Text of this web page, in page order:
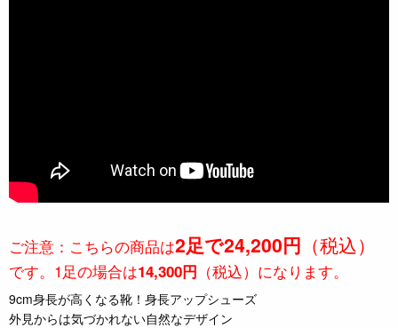
ご注意：こちらの商品は2足で24,200円 （税込）
です。1足の場合は14,300円 （税込）になります。
9cm身長が高くなる靴！身長アップシューズ
外見からは気づかれない自然なデザイン